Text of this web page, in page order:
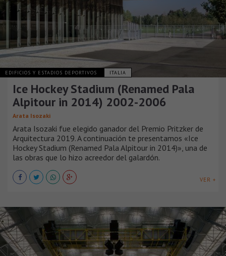
EDIFICIOS Y ESTADIOS DEPORTIVOS ITALIA
Ice Hockey Stadium (Renamed Pala
Alpitour in 2014) 2002-2006
Arata Isozaki
Arata Isozaki fue elegido ganador del Premio Pritzker de
Arquitectura 2019. A continuación te presentamos «Ice
Hockey Stadium (Renamed Pala Alpitour in 2014)», una de
las obras que lo hizo acreedor del galardón.
VER +